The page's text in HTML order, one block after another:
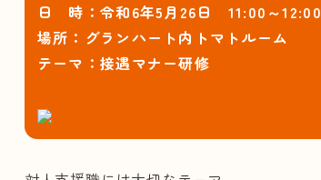
日 時：令和6年5月26日 11:00～12:00
場所：グランハート内トマトルーム
テーマ：接遇マナー研修